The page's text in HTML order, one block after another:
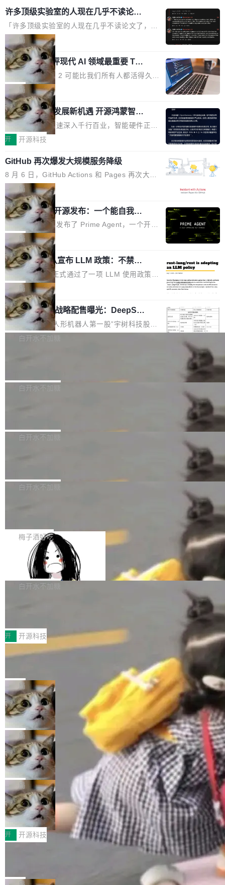
许多顶级实验室的人现在几乎不读论文
了
「许多顶级实验室的人现在几乎不读论文了，而
且他们认为 ICLR/ICML/NeurIPS 充斥着大量过
度宣传和欺诈。」 OpenAI 研究员 Keller Jorda
n 这条推文引发了广泛讨论。他不是在说风凉
话，他是说出了一个圈内人尽皆知但很少公开捅
破的事实。 Jordan 随后补充了一句软化声明：
「我不认为这些会议上大部分论文都在过度宣传
或造假。问题是，作为读者，如果你筛选出那些
看起来最令人兴奋的论文，那它们大部分都是过
度宣传的。」 这才是真正的痛点。不是所有论文
都有问题，是最吸引眼球的那批论文最有问题。
他引用的帖子来自 Mathew Shen，一位 ICLR 2
026 的读者：「看了篇 ...
局
xAI 前工程师评现代 AI 领域最重要 Top
3 开源项目
Flash Attention 2 可能比我们所有人都活得久。
这句话不是来自某个技术博客，而是出自 Hieu
Pham 的一条推文。Hieu Pham 是谁？他是 xAI
的早期工程师之一，在 Grok 训练基础设施团队
工作过。近日他在 X 上发了一条帖子，列出了他
认为现代 AI 领域最重要的三个开源项目。 第一
个名字毫无悬念：Flash Attention 2。 Hieu 的
理由很具体。FA 系列不需要解释，但 FA2 是他
认为最重要的一个——复杂度恰到好处，刚好能
驱动你去学 CuTe，但还没被那些"邪恶的" Hopp
er++ 优化所淹没，足够容易修改和适配。 更关
键的是 FA2 的持久性...
局
共商智能硬件发展新机遇 开源鸿蒙智能
硬件开发者日杭州站即将举行
随着万物智联加速深入千行百业，智能硬件正从
单点设备迈向智能化、网联化、协同化发展。作
鸿蒙通过统一技术底座和分布式能力，为不同类
型智能设备的开发、连接与互联提供关键支撑，
也为产业链企业探索产品创新与商业增长打开新
的空间。 8月14日，开源鸿蒙智能硬件开发者日
（OHDD：OpenHarmony Hardware Develope
r Day）将在杭州启航。活动面向智能硬件产业
链企业和开发者，邀请行业专家与资深技术顾
问，围绕开源鸿蒙技术能力、设备适配、芯片适
配、功耗与稳定性调优、兼容性测评及统一互联
等内容展开系统讲解和实战交流，帮助企业进一
步了解开源鸿蒙在智能...
开 开源科技
GitHub 再次爆发大规模服务降级
8 月 6 日，GitHub Actions 和 Pages 再次大规
模服务降级，Actions 完全不可用超过 5 小时，
webhook 停发，连自托管 runner 也因调度层故
障无法工作。Pages、Copilot code review、C
opilot coding agent 全部受影响。从检测到完全
恢复，大约 12 小时。 这是 2026 年 8 月的第六
起事故，其中四起与 AI/Copilot 服务相关。 Git
Hub 员工 kdaigle 在 HN 讨论中贴出了一组数
据：2025 年全年 10 亿次 commit。现在，每周
2.75 亿次，全年预计 140 亿次。GitHub...
局
Prime Agent 开源发布：一个能自我改
进的编程 Agent，ARC-AGI 3 超越人类
专家基线
Prime Intellect 发布了 Prime Agent，一个开源
的编程 Agent Harness，核心设计围绕两个抽
象：Recursive Language Model（RLM）和 C
ontinual Harness。在 ARC-AGI 3 基准测试
上，Prime Agent + Opus 5 的组合达到了 95.
5% RHAE Best@1，超过了 ARC 报告的人类专
家基线 95.4%。 不是又一个 coding agent 包装
器 Prime Agent 的架构和市面上大多数 coding
agent 有本质区别。大多数 agent harness 的设
计是基于早期模型的能力—...
局
Rust 项目团队宣布 LLM 政策：不禁
止，但你要承认哪些代码不是你写的
Rust 语言项目正式通过了一项 LLM 使用政策，
覆盖 rust-lang/rust 单一仓库的代码贡献。这不
是项目级别的官方立场，目前由五个团队采纳，
但它可能是主流开源项目中关于 AI 辅助贡献最
细致的一份规则。 政策的核心只有一句话：LLM
可以用来分析、提炼、审阅、建议，但不能用来
不得生成涉及安全性的关键变更，除非作者本身
局
宇树科技 IPO 战略配售曝光：DeepSe
ek 获配 93.3 万股，锁定 36 个月
8月6日晚间，“人形机器人第一股”宇树科技股份
有限公司披露IPO发行价格及战略配售结果，杭
36个月。 公告显示，本次宇树科技战略配售对
员工参与设立的专项资产管理计划。其中，Dee
获配9...
白开水不加糖
Bug fixes and enhancements 修复多次传递同
一个回归问题，该问题导致拉取镜像时会拒绝包
题，该问题可能导致在旧版 Linux 内核...
白开水不加糖
e 孵化器项目管理委员会（IPMC）投票中获得
P）！这一里程碑不仅标志着 Fluss 迈入新的发
白开水不加糖
长期停止内容更新，未能实现其作为“AI版维基百
提交的编辑请求也长期处于待处理状态。 Groki
pedia 于去年底上线，定位为由人工智能生成内
容的百科平台，被马斯克视为传统众包百科网站
维基百科的替代方案。Lawfare 调查发现，无论
热门页面还是低关注度页面，均未出现近期更
白开水不加糖
是这样的：配 MessageSource 的 Bean、写 R
eloadableResourceBundleMessageSource、
声明 LocaleResolver、注册 LocaleChangeInt
erceptor…五六步之后才能看到第一行翻译文
本。 Solon 换了个方式。整个 i18n 模块围绕三
梅子酒好吃
Apache Doris 4.1 全面增强 Iceberg：
支持 UPDATE、MERGE INTO 与 Iceb
erg V3
Apache Doris 4.1 要补齐的，正是缺失的那一
半。在已有查询能力的基础上，Doris 进一步支
常维护操作，并完整支持 Iceberg V3 格式。
白开水不加糖
村国家自主创新示范区会议中心开幕。本届大会
由中关村智联软件服务业质量创新联盟主办，以
“智构可信·质创未来——AI原生时代的质量新范
式”为主题，直面AI从实验室走向规模化产业落地
的核心质量命题。会上，《2026智能研发生产力
工具选型手册》发布，Testin云测的Testin XAge
nt智能测试系统入选AI测试领域代表产品。对CI
O而言，这提示了一个转变：AI测试正在从效率
工具升级为企业的质量基础设施。 CIO面对的新
现实 过去两年，CIO们的焦虑清单上多了两项：
一是如何让大模型和智能体应用安全地从PoC走
向生产，二是如何让测试团队跟得上AI应用...
开 开源科技
让非法状态不可表示：一篇关于 ADT
有一种东西，一旦用过就回不去了。Alex Fedos
eev 管它叫"软件设计的基石"。 他说的东西不新
鲜——代数数据类型（ADT），尤其是和类型
（sum type）。但他说清楚了一件事：这不是类
型系统的学术体操，是日常编码的思维方式。 文
章从一个简单的例子切入。一个网站的深色主题
设置，如果用布尔值 + 可空字段来表示——bool
ean 表示是否可切换，nullable 的默认模式、浅
色方案、深色方案——会产生大量无意义的组
合。方案缺了、配置冲突了、全 null 了。要知道
哪些组合有效，作者说，你得靠"文档、校验、或
者部落知识"。 换个写法。Rust 的 enum，两个
变体：Switchable...
局
Cloudflare 开源内部企业 AI 平台 Clou
dflare OS
Cloudflare 发布了一个开源项目 Cloudflare O
S。如果你只看官方博客，你会觉得这是又一
个"AI 知识库 + 聊天机器人"——每个大厂都在
做，没什么新鲜的。 但 Kenton Varda 在 Twitte
r 上把事情说清楚了： 今天我们发布了 Cloudfla
re OS，一个带连接器的聊天机器人，跟其他所
有科技公司做的一样。只不过，实际上它不一
样。这是 Sandstorm.io 的重制版，我十年前的
那个创业公司。不同的是，这次它构建在 Cloudf
lare Workers 上——我花了九年时间搭建的平台
——并且深度集成了 AI。这基本上是我十年秘密
局
Deno 团队开源 Celld，可自托管的分
布式 Durable Objects
Ryan Dahl 领导的 Deno 团队推出了最新开源项
目 Celld，一个能在自己机器上运行 Cloudflare
Workers 和 Durable Objects 的守护进程。 设
计思路很直接：每个对象是一个独立的 SQLite
数据库，按名称寻址，复制到你自己的 S3 兼容
存储库里。节点之间只通过这个存储库协调——
没有控制平面，没有共识协议。每个对象自带一
个小型数据库，应用天然按分片构建，单个数据
库的竞争和爆炸半径问题在设计层面就被消除
了。 闲置的 cell 会休眠到几乎不占资源。当 cel
局
鲁大师7月新机性能/流畅/AI榜：vivo夺
性能、流畅双第一，三星Galaxy Z系列
新折叠缺席
2026年7月的手机市场，由于存储等硬件成本暴
增，手机厂商的日子也不好过啊，新机速度明显
放缓，因此硝烟味淡了许多。新机参数规格除开
Fold8 / Z Flip8）外，其余要么是中低端机器，
例如iQOO Z11i、REDMI Note 17、REDMI No
开 开源科技
Zed 编辑器团队发布了新项目——DeltaDB，一
个在 git commit 之间记录每一次编辑操作的版